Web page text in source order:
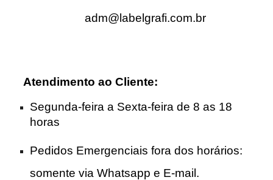
adm@labelgrafi.com.br
Atendimento ao Cliente:
Segunda-feira a Sexta-feira de 8 as 18
horas
Pedidos Emergenciais fora dos horários:
somente via Whatsapp e E-mail.